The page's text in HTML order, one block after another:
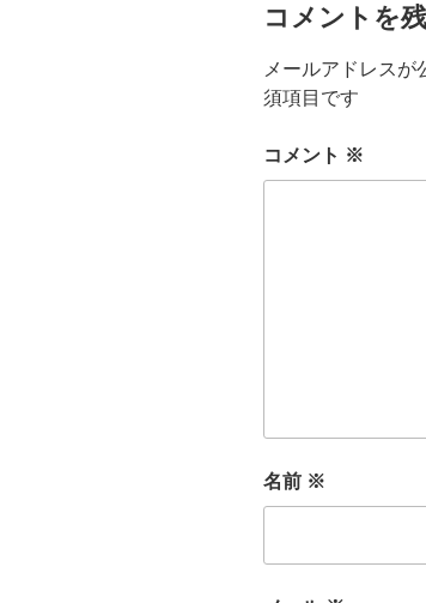
コメントを
メールアドレスが
須項目です
コメント ※
名前 ※